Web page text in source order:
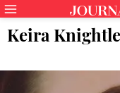
Keira